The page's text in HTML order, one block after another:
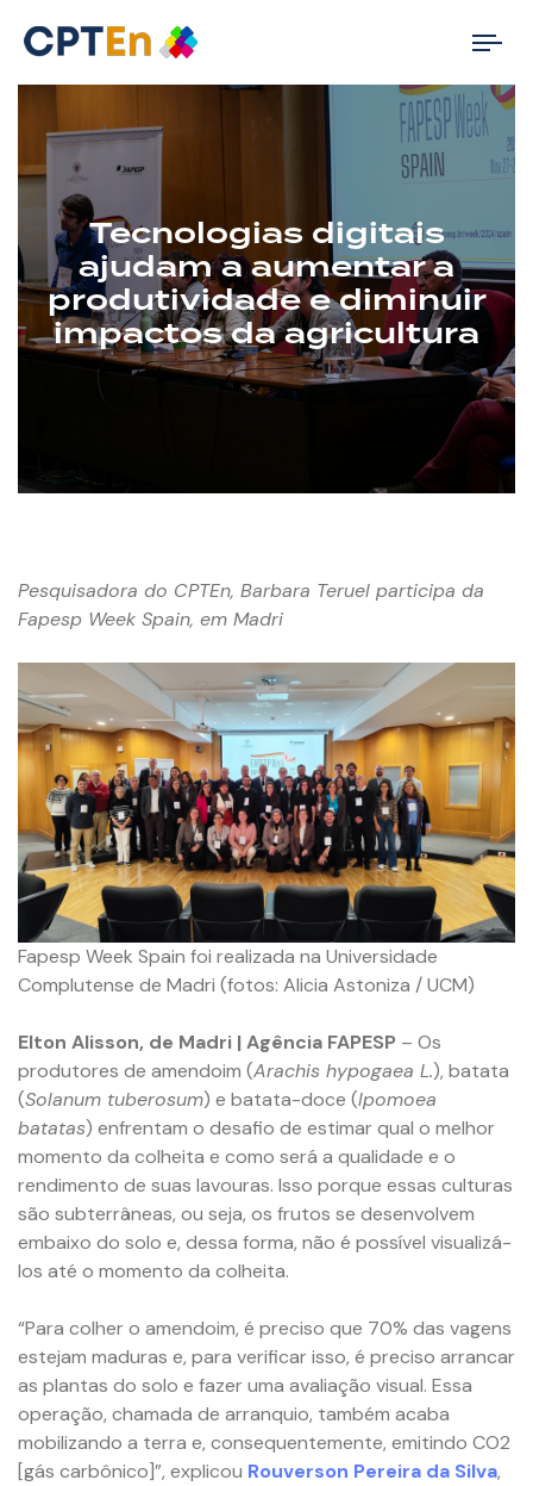
Tecnologias digitais
ajudam a aumentar a
produtividade e diminuir
impactos da agricultura
Pesquisadora do CPTEn, Barbara Teruel participa da
Fapesp Week Spain, em Madri
Fapesp Week Spain foi realizada na Universidade
Complutense de Madri (fotos: Alicia Astoniza / UCM)
Elton Alisson, de Madri | Agência FAPESP – Os
produtores de amendoim (Arachis hypogaea L.), batata
(Solanum tuberosum) e batata-doce (lpomoea
batatas) enfrentam o desafio de estimar qual o melhor
momento da colheita e como será a qualidade e o
rendimento de suas lavouras. Isso porque essas culturas
são subterrâneas, ou seja, os frutos se desenvolvem
embaixo do solo e, dessa forma, não é possível visualizá-
los até o momento da colheita.
“Para colher o amendoim, é preciso que 70% das vagens
estejam maduras e, para verificar isso, é preciso arrancar
as plantas do solo e fazer uma avaliação visual. Essa
operação, chamada de arranquio, também acaba
mobilizando a terra e, consequentemente, emitindo CO2
[gás carbônico]”, explicou Rouverson Pereira da Silva,